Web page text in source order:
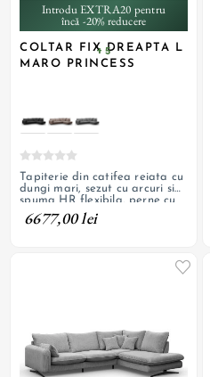
Introdu EXTRA20 pentru
încă -20% reducere
COLTAR FIX DREAPTA L
MARO PRINCESS
+ 5
Tapiterie din catifea reiata cu
dungi mari, sezut cu arcuri si
spuma HR flexibila, perne cu
fermoar, picioare metalice
decorative
6677,00 lei